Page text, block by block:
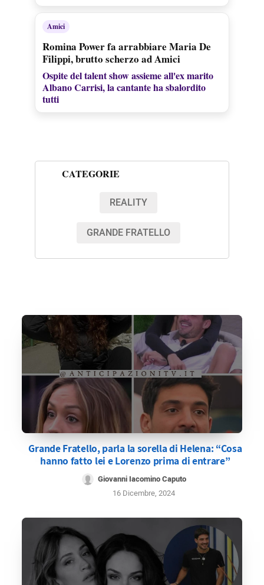
Amici
Romina Power fa arrabbiare Maria De
Filippi, brutto scherzo ad Amici
Ospite del talent show assieme all'ex marito
Albano Carrisi, la cantante ha sbalordito
tutti
CATEGORIE
REALITY
GRANDE FRATELLO
Grande Fratello, parla la sorella di Helena: “Cosa
hanno fatto lei e Lorenzo prima di entrare”
Giovanni Iacomino Caputo
16 Dicembre, 2024